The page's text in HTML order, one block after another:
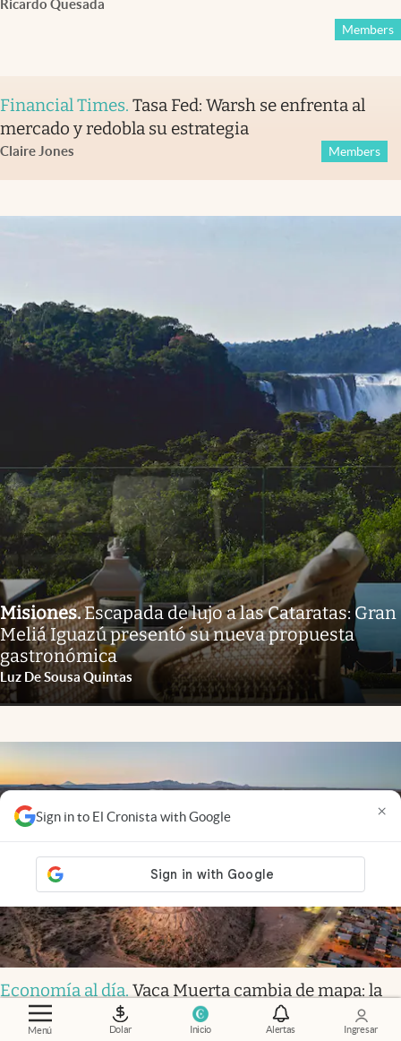
Menú Dolar Inicio Alertas Ingresar
Sign in to El Cronista with Google ×
Ricardo Quesada
Members
Financial Times. Tasa Fed: Warsh se enfrenta al
mercado y redobla su estrategia
Claire Jones Members
Misiones.Escapada de lujo a las Cataratas: Gran
Meliá Iguazú presentó su nueva propuesta
gastronómica
Luz De Sousa Quintas
Economía al día. Vaca Muerta cambia de mapa: la
ciudad que empieza a reemplazar a Añelo